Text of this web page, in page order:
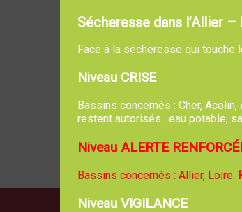
Sécheresse dans l’Allier
Face à la sécheresse qui touche
Niveau CRISE
Bassins concernés : Cher,
restent autorisés : eau potable,
Niveau ALERTE
Bassins concernés : Allier, Loire.
Niveau VIGILANCE